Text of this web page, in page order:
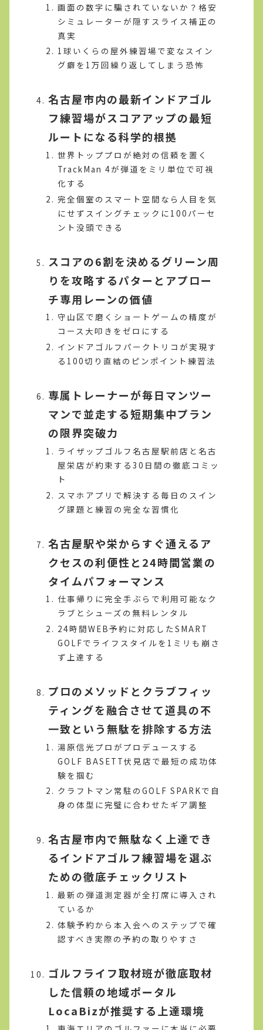
画面の数字に騙されていないか？格安
シミュレーターが隠すスライス補正の
真実
1球いくらの屋外練習場で変なスイン
グ癖を1万回繰り返してしまう恐怖
名古屋市内の最新インドアゴル
フ練習場がスコアアップの最短
ルートになる科学的根拠
世界トッププロが絶対の信頼を置く
TrackMan 4が弾道をミリ単位で可視
化する
完全個室のスマート空間なら人目を気
にせずスイングチェックに100パーセ
ント没頭できる
スコアの6割を決めるグリーン周
りを攻略するパターとアプロー
チ専用レーンの価値
守山区で磨くショートゲームの精度が
コース大叩きをゼロにする
インドアゴルフパークトリコが実現す
る100切り直結のピンポイント練習法
専属トレーナーが毎日マンツー
マンで並走する短期集中プラン
の限界突破力
ライザップゴルフ名古屋駅前店と名古
屋栄店が約束する30日間の徹底コミッ
ト
スマホアプリで解決する毎日のスイン
グ課題と練習の完全な習慣化
名古屋駅や栄からすぐ通えるア
クセスの利便性と24時間営業の
タイムパフォーマンス
仕事帰りに完全手ぶらで利用可能なク
ラブとシューズの無料レンタル
24時間WEB予約に対応したSMART
GOLFでライフスタイルを1ミリも崩さ
ず上達する
プロのメソッドとクラブフィッ
ティングを融合させて道具の不
一致という無駄を排除する方法
湯原信光プロがプロデュースする
GOLF BASETT伏見店で最短の成功体
験を掴む
クラフトマン常駐のGOLF SPARKで自
身の体型に完璧に合わせたギア調整
名古屋市内で無駄なく上達でき
るインドアゴルフ練習場を選ぶ
ための徹底チェックリスト
最新の弾道測定器が全打席に導入され
ているか
体験予約から本入会へのステップで確
認すべき実際の予約の取りやすさ
ゴルフライフ取材班が徹底取材
した信頼の地域ポータル
LocaBizが推奨する上達環境